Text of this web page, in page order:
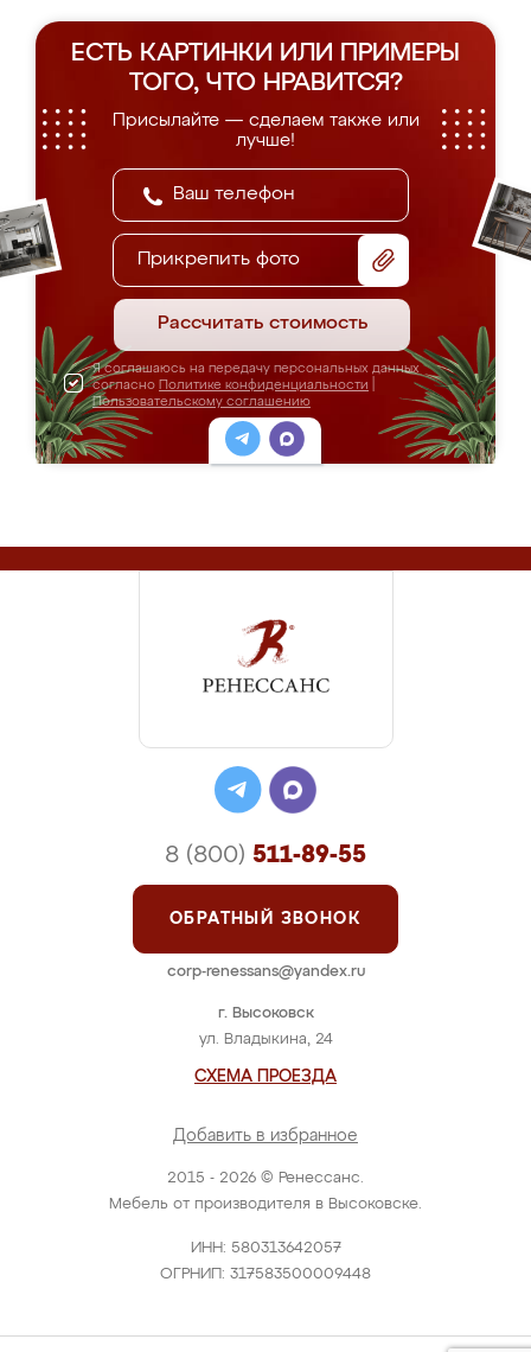
ЕСТЬ КАРТИНКИ ИЛИ ПРИМЕРЫ
ТОГО, ЧТО НРАВИТСЯ?
Присылайте — сделаем также или
лучше!
Прикрепить фото
Рассчитать стоимость
Я соглашаюсь на передачу персональных данных
согласно Политике конфиденциальности
Пользовательскому соглашению
2015 - 2026 © Ренессанс.
Мебель от производителя в Высоковске.
ИНН: 580313642057
ОГРНИП: 317583500009448
г. Высоковск
ул. Владыкина, 24
СХЕМА ПРОЕЗДА
Добавить в избранное
8 (800) 511-89-55
ОБРАТНЫЙ ЗВОНОК
corp-renessans@yandex.ru